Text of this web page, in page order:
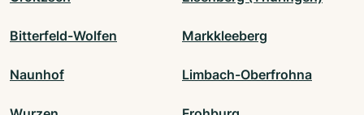
Bitterfeld-Wolfen Markkleeberg
Naunhof Limbach-Oberfrohna